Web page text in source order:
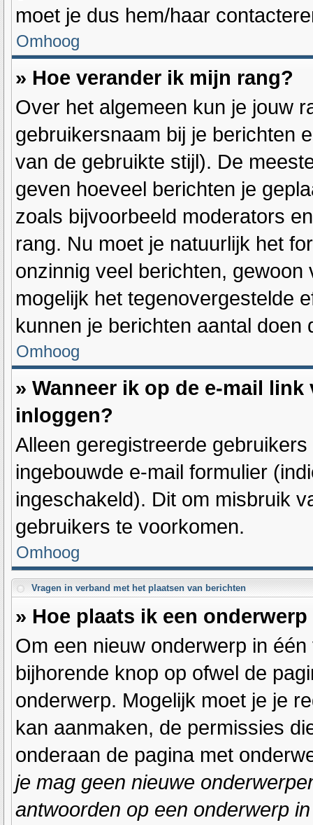
moet je dus hem/haar
Omhoog
» Hoe verander ik mijn rang?
Over het algemeen kun je jouw
gebruikersnaam bij je berichten
van de gebruikte stijl). De
geven hoeveel berichten je
zoals bijvoorbeeld moderators
rang. Nu moet je natuurlijk het
onzinnig veel berichten,
mogelijk het tegenovergestelde
kunnen je berichten aantal doen
Omhoog
» Wanneer ik op de e-mail
inloggen?
Alleen geregistreerde
ingebouwde e-mail formulier
ingeschakeld). Dit om misbruik
gebruikers te voorkomen.
Omhoog
Vragen in verband met het plaatsen van berichten
» Hoe plaats ik een
Om een nieuw onderwerp in
bijhorende knop op ofwel de
onderwerp. Mogelijk moet je je
kan aanmaken, de permissies
onderaan de pagina met
je mag geen nieuwe
antwoorden op een onderwerp